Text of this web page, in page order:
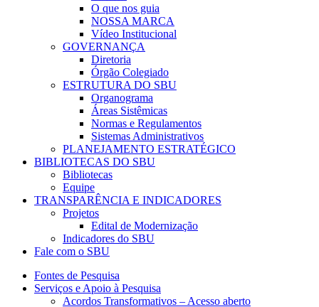
O que nos guia
NOSSA MARCA
Vídeo Institucional
GOVERNANÇA
Diretoria
Órgão Colegiado
ESTRUTURA DO SBU
Organograma
Áreas Sistêmicas
Normas e Regulamentos
Sistemas Administrativos
PLANEJAMENTO ESTRATÉGICO
BIBLIOTECAS DO SBU
Bibliotecas
Equipe
TRANSPARÊNCIA E INDICADORES
Projetos
Edital de Modernização
Indicadores do SBU
Fale com o SBU
Fontes de Pesquisa
Serviços e Apoio à Pesquisa
Acordos Transformativos – Acesso aberto